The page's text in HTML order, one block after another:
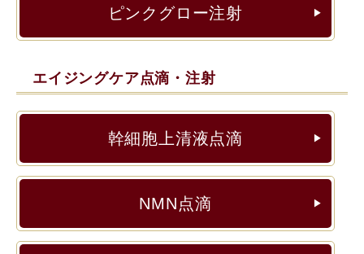
ピンクグロー注射 ▶︎
エイジングケア点滴・注射
幹細胞上清液点滴 ▶︎
NMN点滴 ▶︎